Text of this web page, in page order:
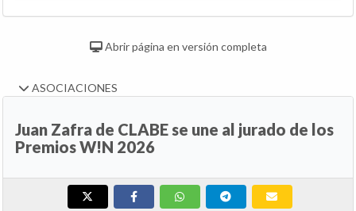
Abrir página en versión completa
ASOCIACIONES
Juan Zafra de CLABE se une al jurado de los
Premios W!N 2026